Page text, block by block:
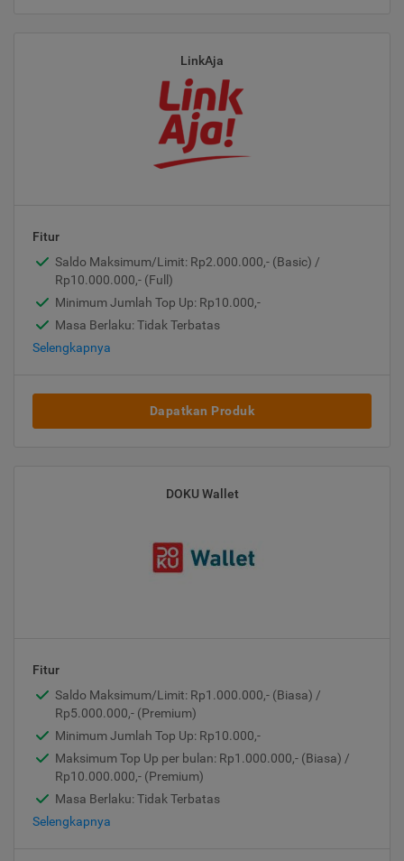
LinkAja
Fitur
Saldo Maksimum/Limit: Rp2.000.000,- (Basic) /
Rp10.000.000,- (Full)
Minimum Jumlah Top Up: Rp10.000,-
Masa Berlaku: Tidak Terbatas
Selengkapnya
Dapatkan Produk
DOKU Wallet
Fitur
Saldo Maksimum/Limit: Rp1.000.000,- (Biasa) /
Rp5.000.000,- (Premium)
Minimum Jumlah Top Up: Rp10.000,-
Maksimum Top Up per bulan: Rp1.000.000,- (Biasa) /
Rp10.000.000,- (Premium)
Masa Berlaku: Tidak Terbatas
Selengkapnya